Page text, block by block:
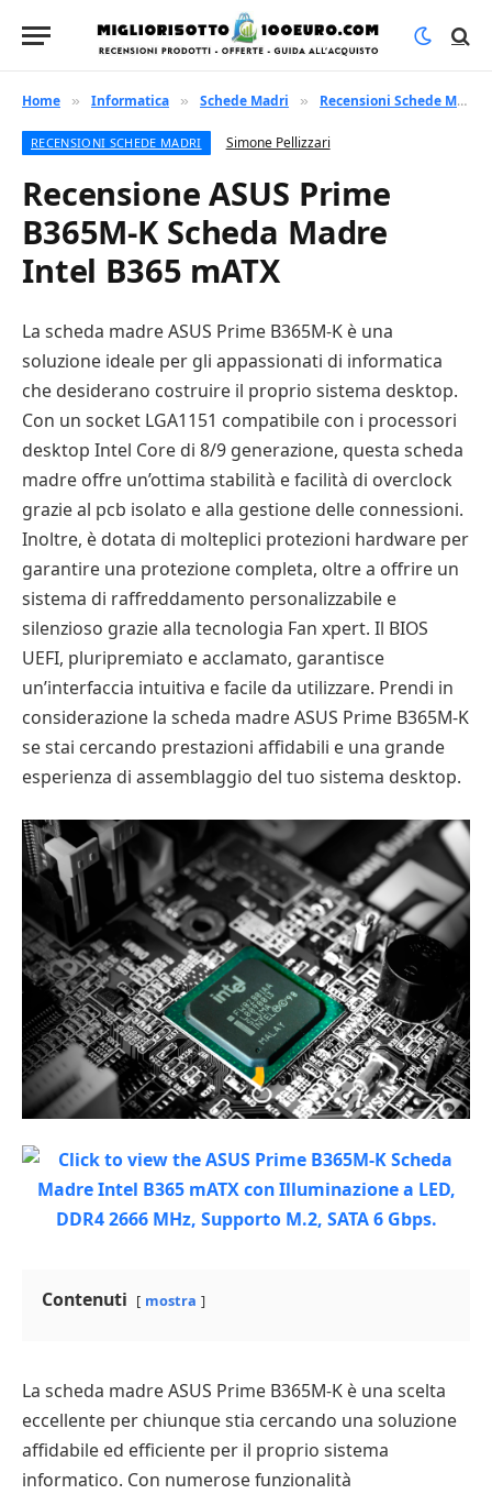
Home » Informatica » Schede Madri » Recensioni Schede Madri
RECENSIONI SCHEDE MADRI Simone Pellizzari
Recensione ASUS Prime
B365M-K Scheda Madre
Intel B365 mATX
La scheda madre ASUS Prime B365M-K è una
soluzione ideale per gli appassionati di informatica
che desiderano costruire il proprio sistema desktop.
Con un socket LGA1151 compatibile con i processori
desktop Intel Core di 8/9 generazione, questa scheda
madre offre un’ottima stabilità e facilità di overclock
grazie al pcb isolato e alla gestione delle connessioni.
Inoltre, è dotata di molteplici protezioni hardware per
garantire una protezione completa, oltre a offrire un
sistema di raffreddamento personalizzabile e
silenzioso grazie alla tecnologia Fan xpert. Il BIOS
UEFI, pluripremiato e acclamato, garantisce
un’interfaccia intuitiva e facile da utilizzare. Prendi in
considerazione la scheda madre ASUS Prime B365M-K
se stai cercando prestazioni affidabili e una grande
esperienza di assemblaggio del tuo sistema desktop.
Contenuti mostra
La scheda madre ASUS Prime B365M-K è una scelta
eccellente per chiunque stia cercando una soluzione
affidabile ed efficiente per il proprio sistema
informatico. Con numerose funzionalità